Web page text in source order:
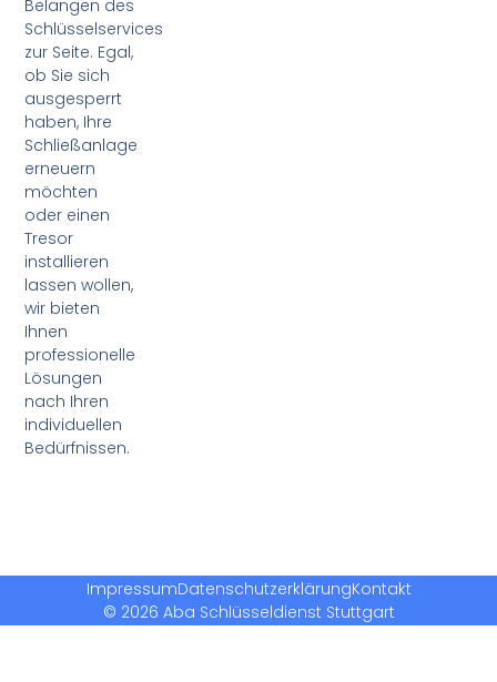
Belangen des
Schlüsselservices
zur Seite. Egal,
ob Sie sich
ausgesperrt
haben, Ihre
Schließanlage
erneuern
möchten
oder einen
Tresor
installieren
lassen wollen,
wir bieten
Ihnen
professionelle
Lösungen
nach Ihren
individuellen
Bedürfnissen.
ImpressumDatenschutzerklärungKontakt
© 2026 Aba Schlüsseldienst Stuttgart